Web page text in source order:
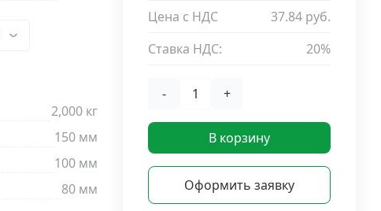
2,000 кг
150 мм
100 мм
80 мм
Цена с НДС
37.84 руб.
Ставка НДС:
20%
- +
В корзину
Оформить заявку